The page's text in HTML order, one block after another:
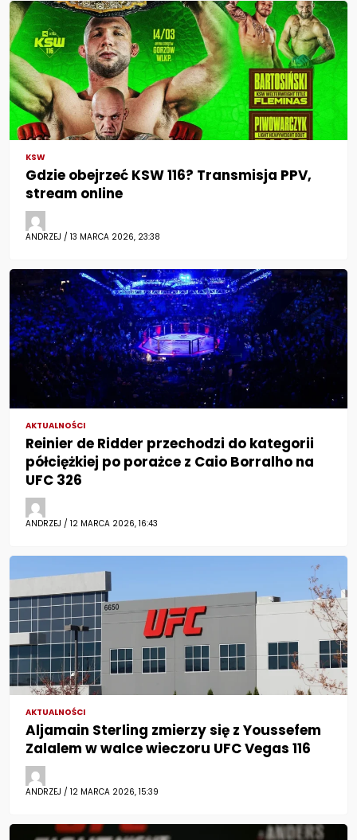
KSW
Gdzie obejrzeć KSW 116? Transmisja PPV,
stream online
ANDRZEJ / 13 MARCA 2026, 23:38
AKTUALNOŚCI
Reinier de Ridder przechodzi do kategorii
półciężkiej po porażce z Caio Borralho na
UFC 326
ANDRZEJ / 12 MARCA 2026, 16:43
AKTUALNOŚCI
Aljamain Sterling zmierzy się z Youssefem
Zalalem w walce wieczoru UFC Vegas 116
ANDRZEJ / 12 MARCA 2026, 15:39